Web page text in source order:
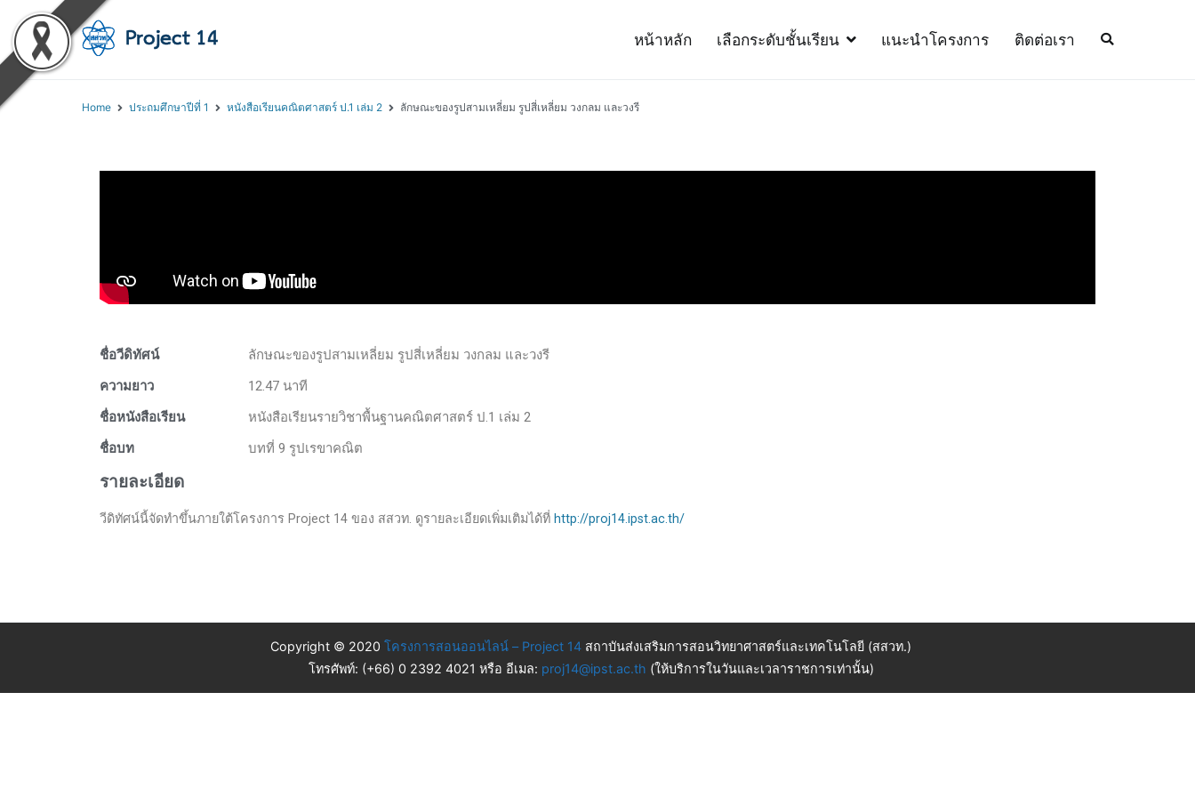
หน้าหลัก เลือกระดับชั้นเรียน แนะนำโครงการ ติดต่อเรา
Home ประถมศึกษาปีที่ 1 หนังสือเรียนคณิตศาสตร์ ป.1 เล่ม 2 ลักษณะของรูปสามเหลี่ยม รูปสี่เหลี่ยม วงกลม และวงรี
ชื่อวีดิทัศน์
ลักษณะของรูปสามเหลี่ยม รูปสี่เหลี่ยม วงกลม และวงรี
ความยาว
12.47 นาที
ชื่อหนังสือเรียน
หนังสือเรียนรายวิชาพื้นฐานคณิตศาสตร์ ป.1 เล่ม 2
ชื่อบท
บทที่ 9 รูปเรขาคณิต
รายละเอียด
วีดิทัศน์นี้จัดทำขึ้นภายใต้โครงการ Project 14 ของ สสวท. ดูรายละเอียดเพิ่มเติมได้ที่ http://proj14.ipst.ac.th/
Copyright © 2020 โครงการสอนออนไลน์ – Project 14 สถาบันส่งเสริมการสอนวิทยาศาสตร์และเทคโนโลยี (สสวท.)
โทรศัพท์: (+66) 0 2392 4021 หรือ อีเมล: proj14@ipst.ac.th (ให้บริการในวันและเวลาราชการเท่านั้น)